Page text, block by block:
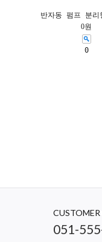
반자동 펌프 분리
0원
0
CUSTOMER
051-